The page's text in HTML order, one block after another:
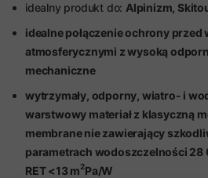
idealny produkt do: Alpinizm,
idealne połączenie ochrony przed
atmosferycznymi z wysoką
mechaniczne
wytrzymały, odporny, wiatro- i
warstwowy materiał z klasyczną
membrane nie zawierający
parametrach wodoszczelności
RET <13 m2Pa/W